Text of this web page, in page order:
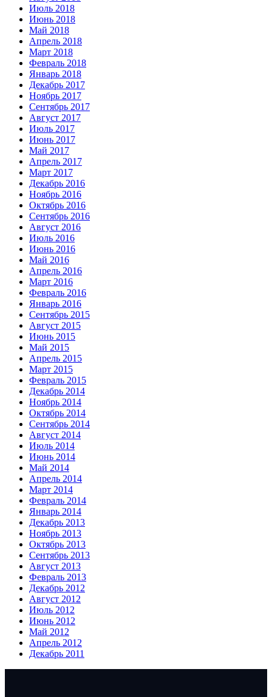
Июль 2018
Июнь 2018
Май 2018
Апрель 2018
Март 2018
Февраль 2018
Январь 2018
Декабрь 2017
Ноябрь 2017
Сентябрь 2017
Август 2017
Июль 2017
Июнь 2017
Май 2017
Апрель 2017
Март 2017
Декабрь 2016
Ноябрь 2016
Октябрь 2016
Сентябрь 2016
Август 2016
Июль 2016
Июнь 2016
Май 2016
Апрель 2016
Март 2016
Февраль 2016
Январь 2016
Сентябрь 2015
Август 2015
Июнь 2015
Май 2015
Апрель 2015
Март 2015
Февраль 2015
Декабрь 2014
Ноябрь 2014
Октябрь 2014
Сентябрь 2014
Август 2014
Июль 2014
Июнь 2014
Май 2014
Апрель 2014
Март 2014
Февраль 2014
Январь 2014
Декабрь 2013
Ноябрь 2013
Октябрь 2013
Сентябрь 2013
Август 2013
Февраль 2013
Декабрь 2012
Август 2012
Июль 2012
Июнь 2012
Май 2012
Апрель 2012
Декабрь 2011